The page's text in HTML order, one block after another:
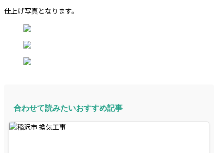
仕上げ写真となります。
合わせて読みたいおすすめ記事